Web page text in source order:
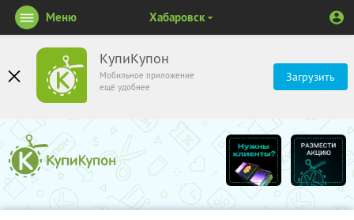
КупиКупон
Мобильное приложение
ещё удобнее
Загрузить
Меню Хабаровск